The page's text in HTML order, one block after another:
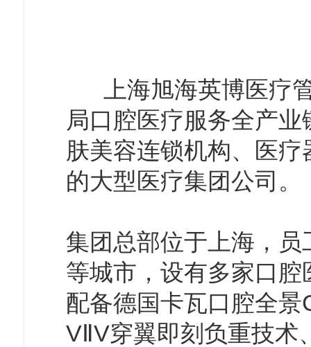
上海旭海英博医疗管
局口腔医疗服务全产
肤美容连锁机构、医
的大型医疗集团公司。
集团总部位于上海，
等城市，设有多家口
配备德国卡瓦口腔全
VⅡV穿翼即刻负重技术